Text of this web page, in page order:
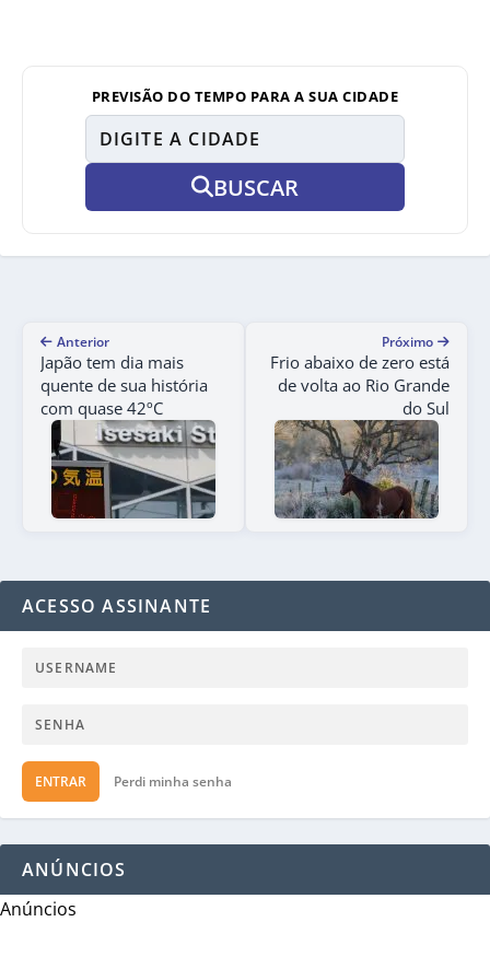
PREVISÃO DO TEMPO PARA A SUA CIDADE
BUSCAR
Anterior
Japão tem dia mais
quente de sua história
com quase 42ºC
Próximo
Frio abaixo de zero está
de volta ao Rio Grande
do Sul
ACESSO ASSINANTE
ENTRAR Perdi minha senha
ANÚNCIOS
Anúncios